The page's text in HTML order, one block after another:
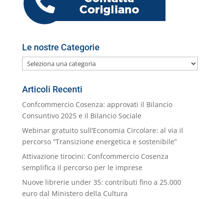
l
Le nostre Categorie
Le
nostre
Categorie
Articoli Recenti
Confcommercio Cosenza: approvati il Bilancio
Consuntivo 2025 e il Bilancio Sociale
Webinar gratuito sull’Economia Circolare: al via il
percorso “Transizione energetica e sostenibile”
Attivazione tirocini: Confcommercio Cosenza
semplifica il percorso per le imprese
Nuove librerie under 35: contributi fino a 25.000
euro dal Ministero della Cultura